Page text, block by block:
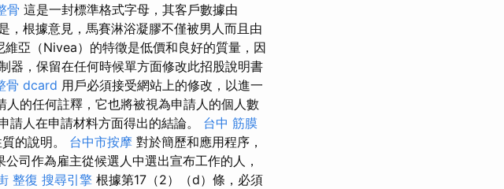
骨 這是一封標準格式字母，其客戶數據由
，根據意見，馬賽淋浴凝膠不僅被男人而且由
維亞（Nivea）的特徵是低價和良好的質量，因
器，保留在任何時候單方面修改此招股說明書
骨 dcard 用戶必須接受網站上的修改，以進一
的任何註釋，它也將被視為申請人的個人數
請人在申請材料方面得出的結論。 台中 筋膜
的說明。 台中市按摩 對於簡歷和應用程序，
公司作為雇主從候選人中選出宣布工作的人，
整復 搜尋引擎 根據第17（2）（d）條，必須